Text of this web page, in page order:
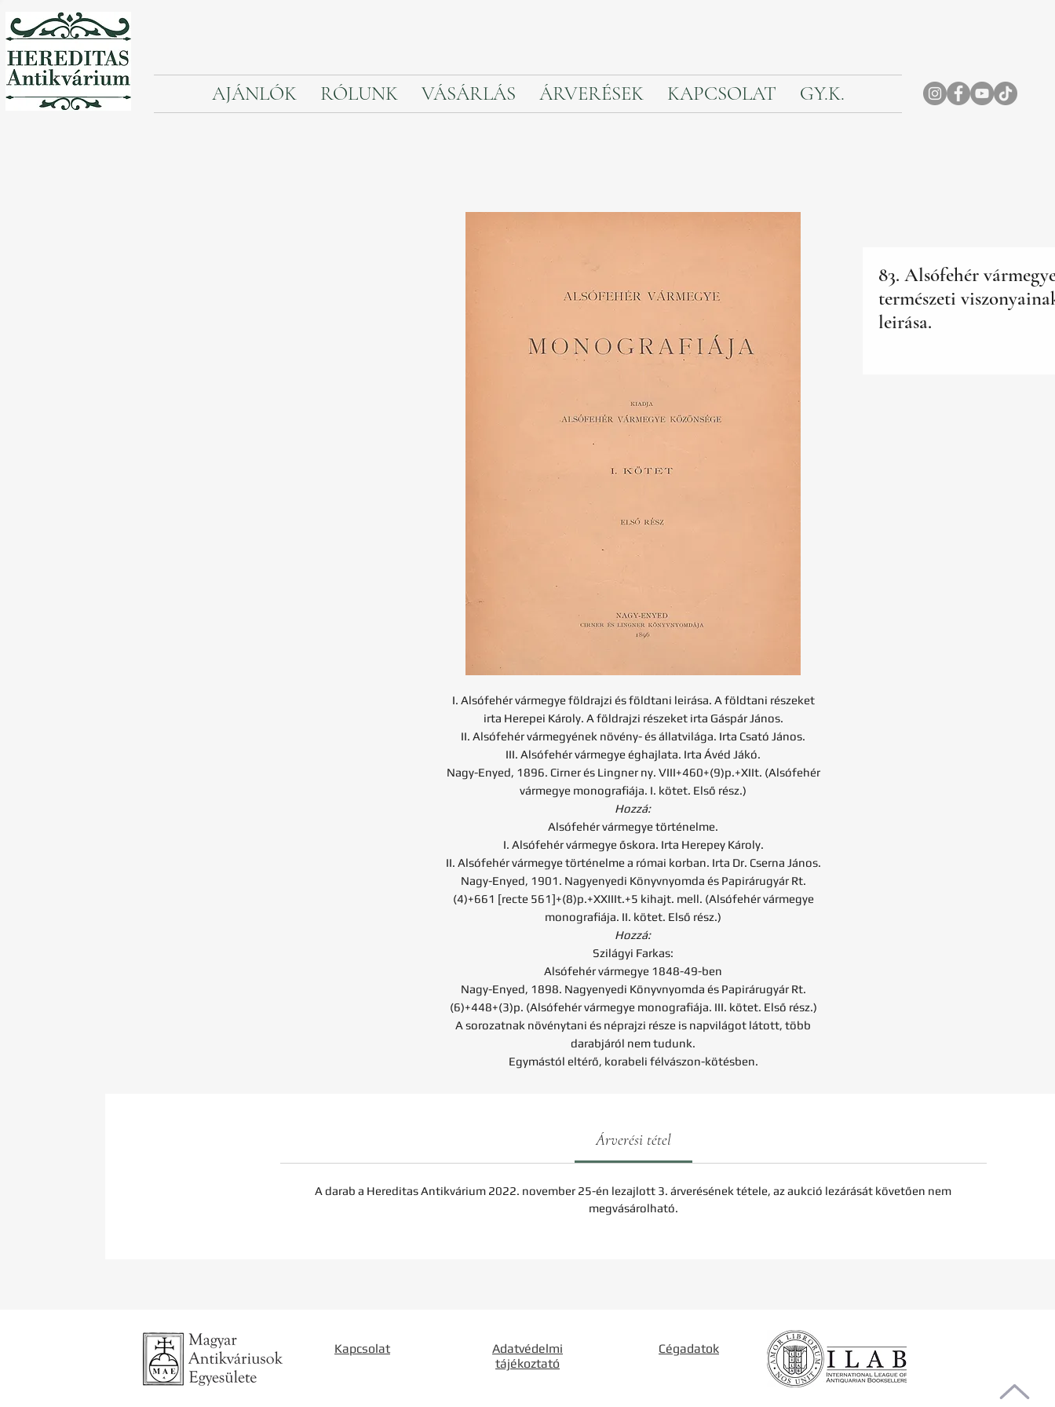
AJÁNLÓK RÓLUNK VÁSÁRLÁS ÁRVERÉSEK KAPCSOLAT GY.K.
83. Alsófehér
természeti
leirása.
I. Alsófehér vármegye földrajzi és földtani leirása. A földtani részeket
irta Herepei Károly. A földrajzi részeket irta Gáspár János.
II. Alsófehér vármegyének növény- és állatvilága. Irta Csató János.
III. Alsófehér vármegye éghajlata. Irta Ávéd Jákó.
Nagy-Enyed, 1896. Cirner és Lingner ny. VIII+460+(9)p.+XIIt. (Alsófehér
vármegye monografiája. I. kötet. Első rész.)
Hozzá:
Alsófehér vármegye történelme.
I. Alsófehér vármegye őskora. Irta Herepey Károly.
II. Alsófehér vármegye történelme a római korban. Irta Dr. Cserna János.
Nagy-Enyed, 1901. Nagyenyedi Könyvnyomda és Papirárugyár Rt.
(4)+661 [recte 561]+(8)p.+XXIIIt.+5 kihajt. mell. (Alsófehér vármegye
monografiája. II. kötet. Első rész.)
Hozzá:
Szilágyi Farkas:
Alsófehér vármegye 1848-49-ben
Nagy-Enyed, 1898. Nagyenyedi Könyvnyomda és Papirárugyár Rt.
(6)+448+(3)p. (Alsófehér vármegye monografiája. III. kötet. Első rész.)
A sorozatnak növénytani és néprajzi része is napvilágot látott, több
darabjáról nem tudunk.
Egymástól eltérő, korabeli félvászon-kötésben.
Árverési tétel
A darab a Hereditas Antikvárium 2022. november 25-én lezajlott 3. árverésének tétele, az aukció lezárását követően nem
megvásárolható.
Kapcsolat
Adatvédelmi
tájékoztató
Cégadatok